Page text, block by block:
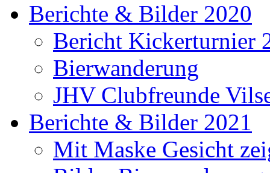
Berichte & Bilder 2020
Bericht Kickerturnier
Bierwanderung
JHV Clubfreunde
Berichte & Bilder 2021
Mit Maske Gesicht